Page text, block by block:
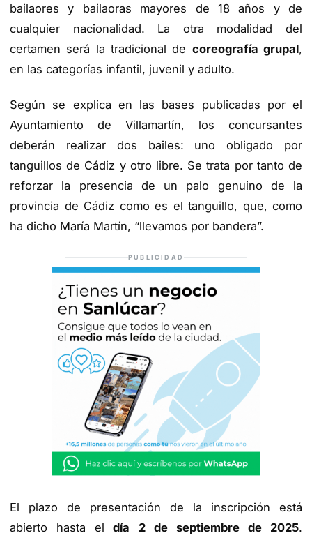
bailaores y bailaoras mayores de 18 años y de
cualquier nacionalidad. La otra modalidad del
certamen será la tradicional de coreografía grupal,
en las categorías infantil, juvenil y adulto.
Según se explica en las bases publicadas por el
Ayuntamiento de Villamartín, los concursantes
deberán realizar dos bailes: uno obligado por
tanguillos de Cádiz y otro libre. Se trata por tanto de
reforzar la presencia de un palo genuino de la
provincia de Cádiz como es el tanguillo, que, como
ha dicho María Martín, “llevamos por bandera”.
PUBLICIDAD
El plazo de presentación de la inscripción está
abierto hasta el día 2 de septiembre de 2025.